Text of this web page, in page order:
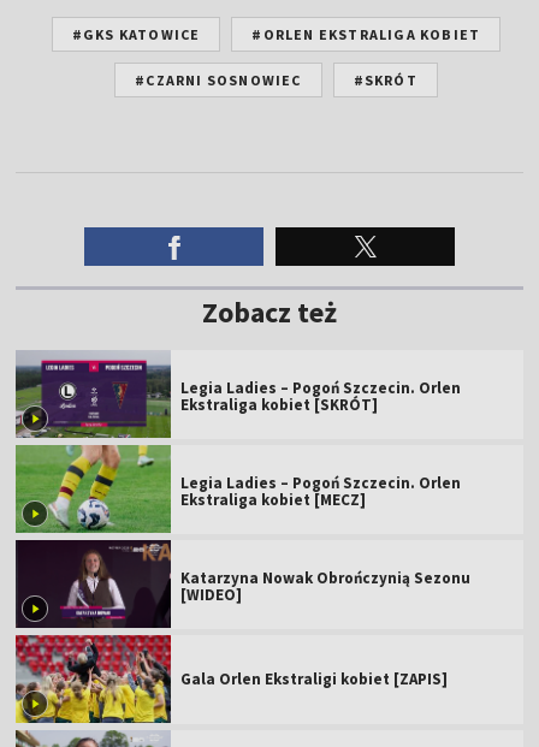
#GKS KATOWICE #ORLEN EKSTRALIGA KOBIET
#CZARNI SOSNOWIEC #SKRÓT
Zobacz też
Legia Ladies – Pogoń Szczecin. Orlen
Ekstraliga kobiet [SKRÓT]
Legia Ladies – Pogoń Szczecin. Orlen
Ekstraliga kobiet [MECZ]
Katarzyna Nowak Obrończynią Sezonu
[WIDEO]
Gala Orlen Ekstraligi kobiet [ZAPIS]